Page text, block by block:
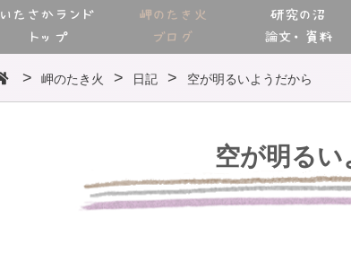
いたさかランド
トップ
岬のたき火
ブログ
研究の沼
論文・資料
岬のたき火 日記 空が明るいようだから
空が明るい